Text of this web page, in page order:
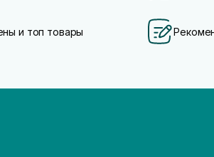
и топ товары